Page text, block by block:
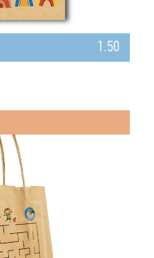
1.50